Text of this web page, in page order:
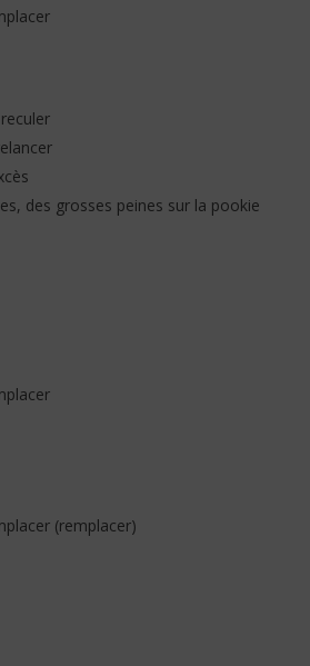
des grosses peines sur la pookie
(remplacer)